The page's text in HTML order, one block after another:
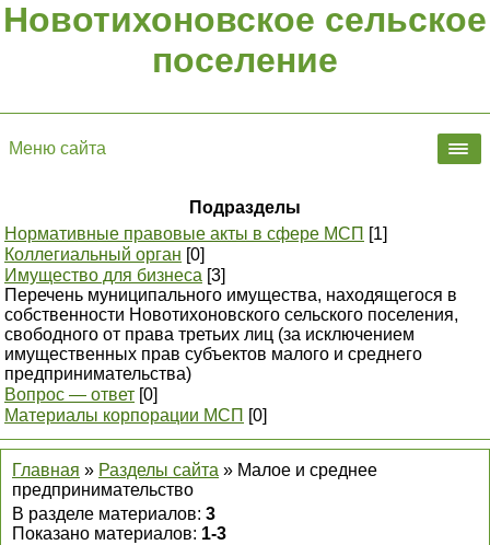
Новотихоновское сельское
поселение
Меню сайта
Подразделы
Нормативные правовые акты в сфере МСП [1]
Коллегиальный орган [0]
Имущество для бизнеса [3]
Перечень муниципального имущества, находящегося в
собственности Новотихоновского сельского поселения,
свободного от права третьих лиц (за исключением
имущественных прав субъектов малого и среднего
предпринимательства)
Вопрос — ответ [0]
Материалы корпорации МСП [0]
Главная » Разделы сайта » Малое и среднее
предпринимательство
В разделе материалов: 3
Показано материалов: 1-3